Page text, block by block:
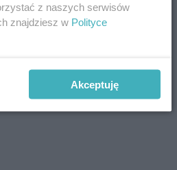
z naszych serwisów
znajdziesz w Polityce
Akceptuję